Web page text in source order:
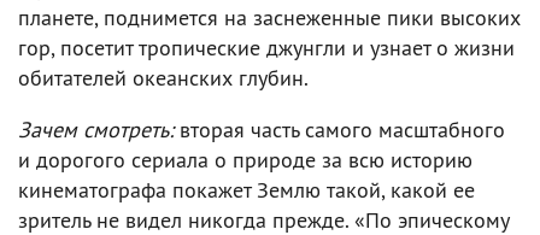
планете, поднимется на заснеженные пики высоких
гор, посетит тропические джунгли и узнает о жизни
обитателей океанских глубин.
Зачем смотреть:вторая часть самого масштабного
и дорогого сериала о природе за всю историю
кинематографа покажет Землю такой, какой ее
зритель не видел никогда прежде. «По эпическому